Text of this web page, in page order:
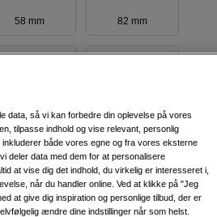
58 mm 82 mm
55 mm 62 mm
43 mm 86 mm
data, så vi kan forbedre din oplevelse på vores
tilpasse indhold og vise relevant, personlig
både vores egne og fra vores eksterne
deler data med dem for at personalisere
at vise dig det indhold, du virkelig er interesseret i,
når du handler online. Ved at klikke på "Jeg
at give dig inspiration og personlige tilbud, der er
ændre dine indstillinger når som helst.